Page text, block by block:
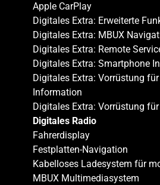
Apple CarPlay
Digitales Extra: Erweiterte
Digitales Extra: MBUX
Digitales Extra: Remote
Digitales Extra: Smartphone
Digitales Extra: Vorrüstung
Information
Digitales Extra: Vorrüstung
Digitales Radio
Fahrerdisplay
Festplatten-Navigation
Kabelloses Ladesystem für
MBUX Multimediasystem